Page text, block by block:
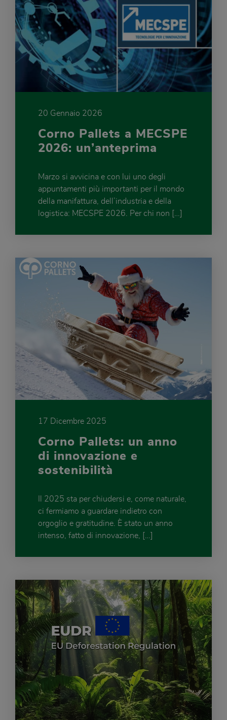
20 Gennaio 2026
Corno Pallets a MECSPE
2026: un’anteprima
Marzo si avvicina e con lui uno degli
appuntamenti più importanti per il mondo
della manifattura, dell’industria e della
logistica: MECSPE 2026. Per chi non […]
17 Dicembre 2025
Corno Pallets: un anno
di innovazione e
sostenibilità
Il 2025 sta per chiudersi e, come naturale,
ci fermiamo a guardare indietro con
orgoglio e gratitudine. È stato un anno
intenso, fatto di innovazione, […]